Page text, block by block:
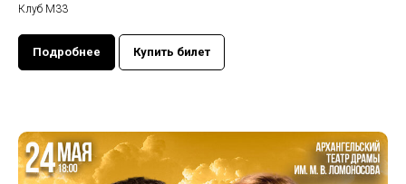
Клуб М33
Подробнее Купить билет